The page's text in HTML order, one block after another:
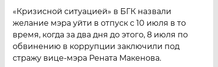
«Кризисной ситуацией» в БГК назвали
желание мэра уйти в отпуск с 10 июля в то
время, когда за два дня до этого, 8 июля по
обвинению в коррупции заключили под
стражу вице-мэра Рената Макенова.